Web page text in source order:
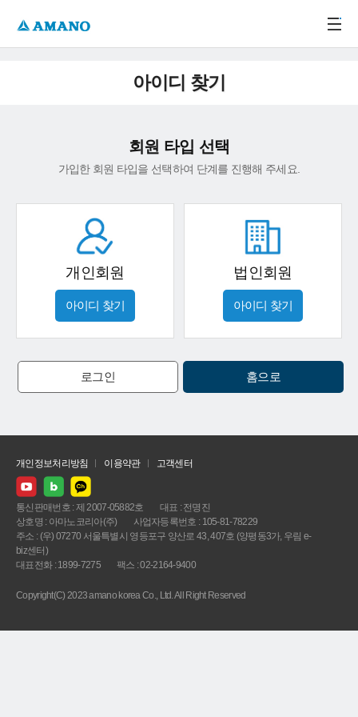
아이디 찾기
회원 타입 선택
가입한 회원 타입을 선택하여 단계를 진행해 주세요.
개인회원
아이디 찾기
법인회원
아이디 찾기
로그인 홈으로
개인정보처리방침 이용약관 고객센터
통신판매번호 : 제 2007-05882호
대표 : 전명진
상호명 : 아마노코리아(주)
사업자등록번호 : 105-81-78229
주소 : (우) 07270 서울특별시 영등포구 양산로 43, 407호 (양평동3가, 우림 e-
biz센터)
대표전화 : 1899-7275
팩스 : 02-2164-9400
Copyright(C) 2023 amano korea Co., Ltd. All Right Reserved